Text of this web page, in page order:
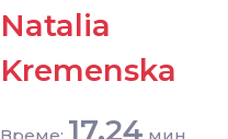
Natalia
Kremenska
Време: 17.24 мин.